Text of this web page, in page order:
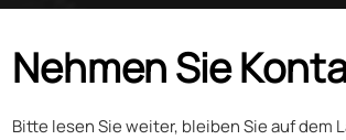
Nehmen Sie
Bitte lesen Sie weiter, bleiben Sie auf dem